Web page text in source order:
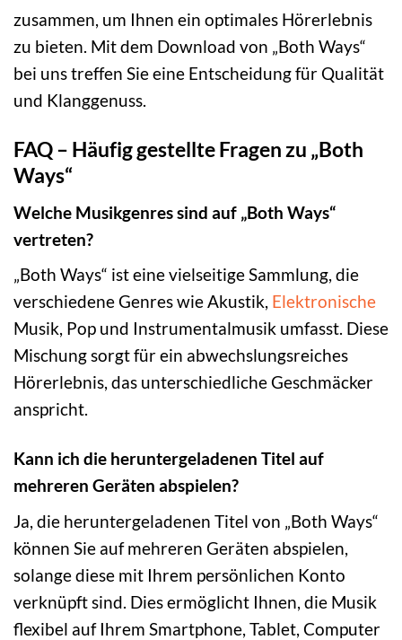
zusammen, um Ihnen ein optimales Hörerlebnis
zu bieten. Mit dem Download von „Both Ways“
bei uns treffen Sie eine Entscheidung für Qualität
und Klanggenuss.
FAQ – Häufig gestellte Fragen zu „Both
Ways“
Welche Musikgenres sind auf „Both Ways“
vertreten?
„Both Ways“ ist eine vielseitige Sammlung, die
verschiedene Genres wie Akustik, Elektronische
Musik, Pop und Instrumentalmusik umfasst. Diese
Mischung sorgt für ein abwechslungsreiches
Hörerlebnis, das unterschiedliche Geschmäcker
anspricht.
Kann ich die heruntergeladenen Titel auf
mehreren Geräten abspielen?
Ja, die heruntergeladenen Titel von „Both Ways“
können Sie auf mehreren Geräten abspielen,
solange diese mit Ihrem persönlichen Konto
verknüpft sind. Dies ermöglicht Ihnen, die Musik
flexibel auf Ihrem Smartphone, Tablet, Computer